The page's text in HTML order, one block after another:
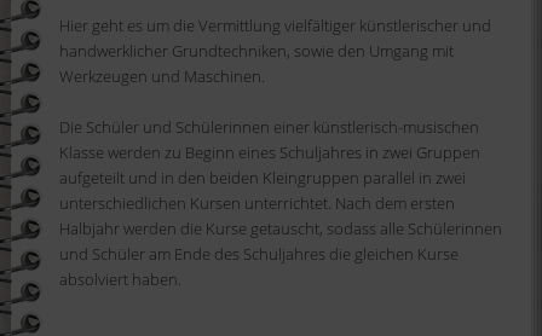
Hier geht es um die Vermittlung vielfältiger künstlerischer und
handwerklicher Grundtechniken, sowie den Umgang mit
Werkzeugen und Maschinen.
Die Schüler und Schülerinnen einer künstlerisch-musischen
Klasse werden zu Beginn eines Schuljahres in zwei Gruppen
aufgeteilt und in den beiden Kleingruppen parallel in zwei
unterschiedlichen Kursen unterrichtet. Nach dem ersten
Halbjahr werden die Kurse getauscht, sodass alle Schülerinnen
und Schüler am Ende des Schuljahres die gleichen Kurse
absolviert haben.